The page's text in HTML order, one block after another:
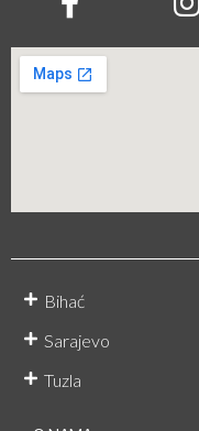
Bihać
Sarajevo
Tuzla